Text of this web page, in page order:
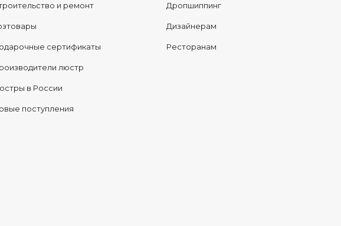
и ремонт
сертификаты
люстр
в России
поступления
Дропшиппинг
Дизайнерам
Ресторанам